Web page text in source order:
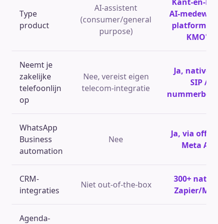
Type
product
AI-assistent
(consumer/general
purpose)
AI-
platform
KMO's
Neemt je
zakelijke
telefoonlijn
op
Nee, vereist eigen
telecom-integratie
Ja, native
SIP /
WhatsApp
Business
automation
Nee
Ja, via
Meta API
CRM-
integraties
Niet out-of-the-box
300+
Zapier/
Agenda-